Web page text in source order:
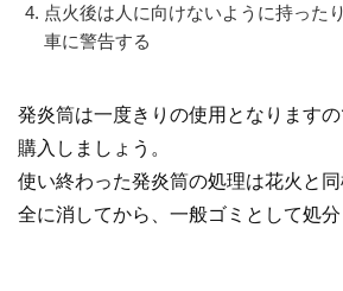
点火後は人に向けないように持った
車に警告する
発炎筒は一度きりの使用となります
購入しましょう。
使い終わった発炎筒の処理は花火と
全に消してから、一般ゴミとして処分